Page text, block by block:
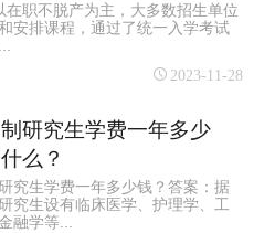
职不脱产为主，大多数招生单位
安排课程，通过了统一入学考试
2023-11-28
研究生学费一年多少
么？
究生学费一年多少钱？答案：据
究生设有临床医学、护理学、工
融学等...